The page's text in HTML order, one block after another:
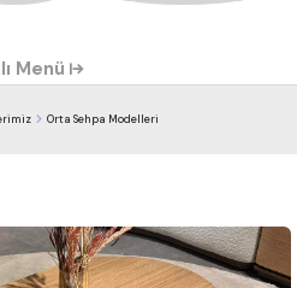
Menü
Orta Sehpa Modelleri